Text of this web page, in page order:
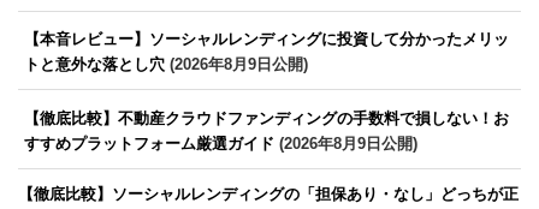
【本音レビュー】ソーシャルレンディングに投資して分かったメリッ
トと意外な落とし穴 (2026年8月9日公開)
【徹底比較】不動産クラウドファンディングの手数料で損しない！お
すすめプラットフォーム厳選ガイド (2026年8月9日公開)
【徹底比較】ソーシャルレンディングの「担保あり・なし」どっちが正